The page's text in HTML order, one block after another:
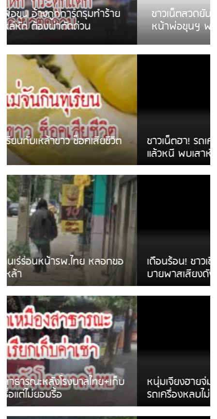
ชาวเน็ตสวดยับ! พบพม่าเร่ขายพวงมาลัย
หน้าพ่อขุนฯ พอไม่ซื้อเดินตาม
ชาวเน็ตฮา! รถเครื่องแม่สายชนป้ายร้านโลงศพ
แล้วหนี พบเสาหัก เบรคหัก หวิดได้ใช้บริการ
เดือนร้อน! ชาวเชียงรายบ่นรถ Isuzu สีขาวซิ่ง
บายพาสเสียงดังสร้างความรำคาญ
หนุ่มเจียงฮายจ่ม พบถังน้ำดื่มตกกลางถนน
รถเครื่องหลบไม่ทันล้มบาดเจ็บ